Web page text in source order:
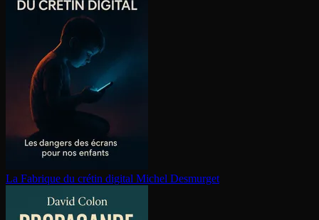
La Fabrique du crétin digital Michel Desmurget